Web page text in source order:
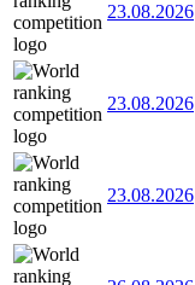
23.08.2026
23.08.2026
23.08.2026